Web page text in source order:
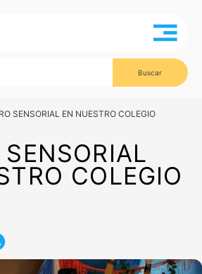
SENSORIAL EN NUESTRO COLEGIO
COLEGIO